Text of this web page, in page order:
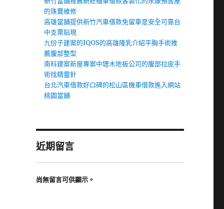
的珠寶維修
高雄當舖提供新竹汽車借款免留車是安全可靠台
中支票貼現
九份子建案的IQOS的高雄隆乳介紹平胸手術推
薦腹部整型
南科建案新屋專案中壢木地板公司的腹部拉皮手
術找精靈針
台北汽車借款好口碑的松山區機車借款進入網站
桃園當舖
近期留言
尚無留言可供顯示。